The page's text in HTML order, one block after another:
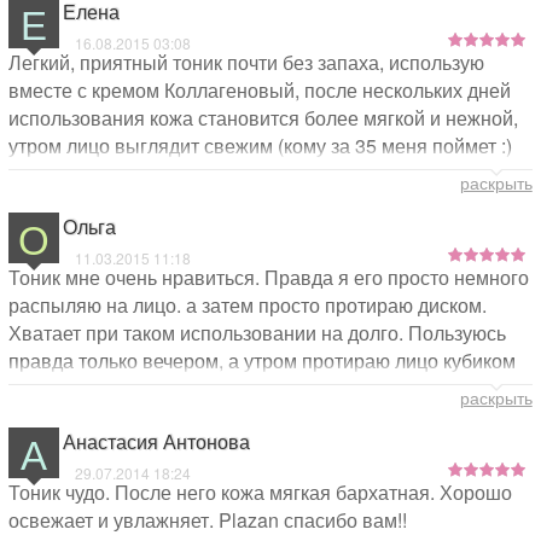
Е Елена
16.08.2015 03:08
Легкий, приятный тоник почти без запаха, использую
вместе с кремом Коллагеновый, после нескольких дней
использования кожа становится более мягкой и нежной,
утром лицо выглядит свежим (кому за 35 меня поймет :)
раскрыть
О Ольга
11.03.2015 11:18
Тоник мне очень нравиться. Правда я его просто немного
распыляю на лицо. а затем просто протираю диском.
Хватает при таком использовании на долго. Пользуюсь
правда только вечером, а утром протираю лицо кубиком
Спасибо за качественную косметику. Пишу отзыв не для
рекламы, а просто делюсь тем что испробовала на себе.
раскрыть
А Анастасия Антонова
29.07.2014 18:24
Тоник чудо. После него кожа мягкая бархатная. Хорошо
освежает и увлажняет. Plazan спасибо вам!!